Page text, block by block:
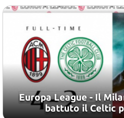
Europa League - Il
battuto il Celtic